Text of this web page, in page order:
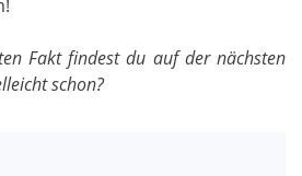
Fakt findest du auf der nächsten
schon?